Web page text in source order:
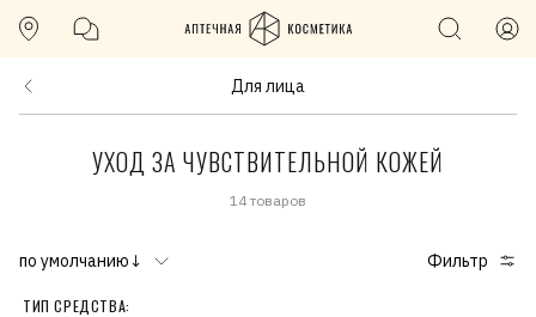
Для лица
УХОД ЗА ЧУВСТВИТЕЛЬНОЙ КОЖЕЙ
14 товаров
по умолчанию↓ Фильтр
ТИП СРЕДСТВА: